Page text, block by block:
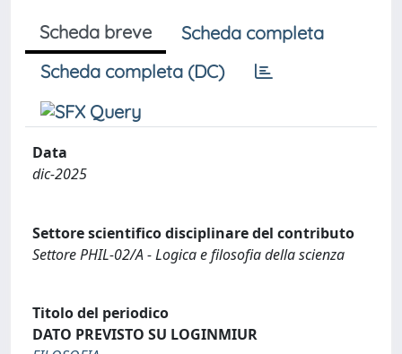
Scheda breve
Scheda completa
Scheda completa (DC)
Data
dic-2025
Settore scientifico disciplinare del contributo
Settore PHIL-02/A - Logica e filosofia della scienza
Titolo del periodico
DATO PREVISTO SU LOGINMIUR